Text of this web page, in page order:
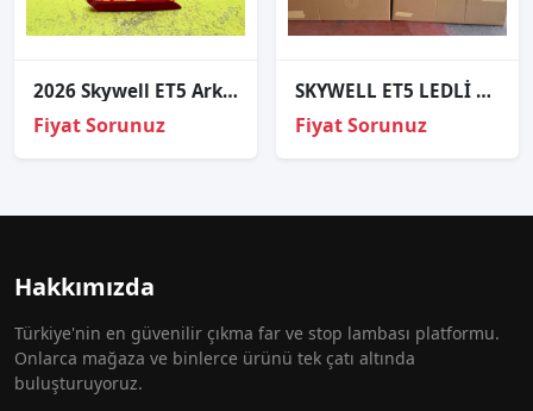
2026 Skywell ET5 Arka Tampon Sağ Alt Reflektör C8010052BAA
Fiyat Sorunuz
SKYWELL ET5 LEDLİ TAKIM FAR SIFIR ORJİNAL 22-25
Fiyat Sorunuz
Hakkımızda
Türkiye'nin en güvenilir çıkma far ve stop lambası platformu.
Onlarca mağaza ve binlerce ürünü tek çatı altında
buluşturuyoruz.